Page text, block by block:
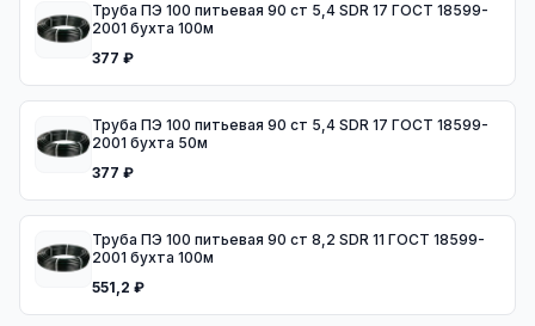
Труба ПЭ 100 питьевая 90 ст 5,4 SDR 17 ГОСТ 18599-
2001 бухта 100м
377 ₽
Труба ПЭ 100 питьевая 90 ст 5,4 SDR 17 ГОСТ 18599-
2001 бухта 50м
377 ₽
Труба ПЭ 100 питьевая 90 ст 8,2 SDR 11 ГОСТ 18599-
2001 бухта 100м
551,2 ₽